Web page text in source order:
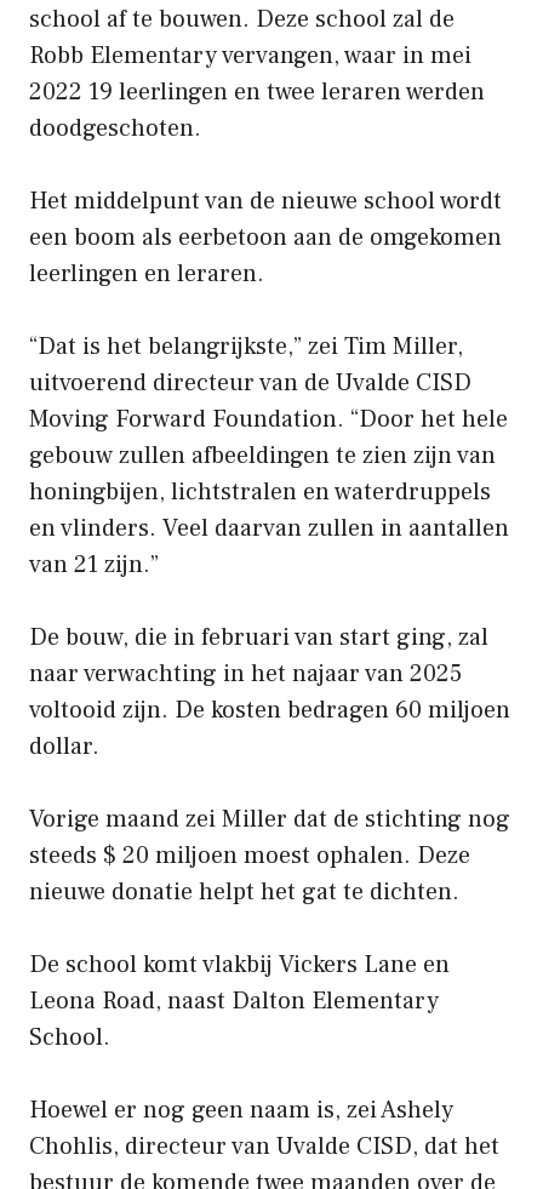
school af te bouwen. Deze school zal de
Robb Elementary vervangen, waar in mei
2022 19 leerlingen en twee leraren werden
doodgeschoten.
Het middelpunt van de nieuwe school wordt
een boom als eerbetoon aan de omgekomen
leerlingen en leraren.
“Dat is het belangrijkste,” zei Tim Miller,
uitvoerend directeur van de Uvalde CISD
Moving Forward Foundation. “Door het hele
gebouw zullen afbeeldingen te zien zijn van
honingbijen, lichtstralen en waterdruppels
en vlinders. Veel daarvan zullen in aantallen
van 21 zijn.”
De bouw, die in februari van start ging, zal
naar verwachting in het najaar van 2025
voltooid zijn. De kosten bedragen 60 miljoen
dollar.
Vorige maand zei Miller dat de stichting nog
steeds $ 20 miljoen moest ophalen. Deze
nieuwe donatie helpt het gat te dichten.
De school komt vlakbij Vickers Lane en
Leona Road, naast Dalton Elementary
School.
Hoewel er nog geen naam is, zei Ashely
Chohlis, directeur van Uvalde CISD, dat het